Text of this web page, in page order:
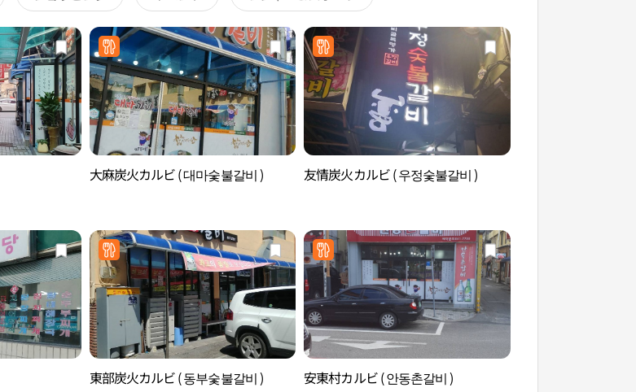
大麻炭火カルビ ( 대마숯불갈비 ) 友情炭火カルビ ( 우정숯불갈비 )
東部炭火カルビ ( 동부숯불갈비 ) 安東村カルビ ( 안동촌갈비 )